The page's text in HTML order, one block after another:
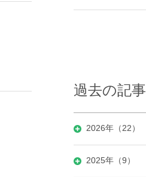
過去の記事
2026年（22）
2025年（9）